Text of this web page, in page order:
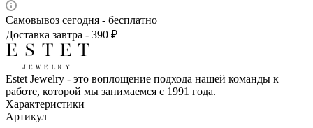
Самовывоз сегодня - бесплатно
Доставка завтра - 390 ₽
Estet Jewelry - это воплощение подхода нашей команды к
работе, которой мы занимаемся с 1991 года.
Характеристики
Артикул